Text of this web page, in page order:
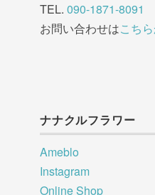
TEL. 090-1871-8091
お問い合わせはこち
ナナクルフラワー
Ameblo
Instagram
Online Shop